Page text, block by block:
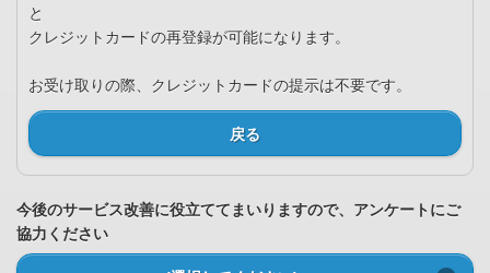
と
クレジットカードの再登録が可能になります。
お受け取りの際、クレジットカードの提示は不要です。
戻る
今後のサービス改善に役立ててまいりますので、アンケートにご
協力ください